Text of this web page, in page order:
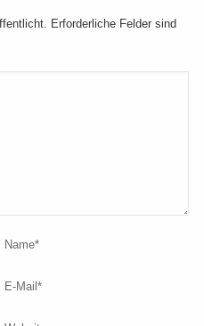
Erforderliche Felder sind
Name*
E-Mail*